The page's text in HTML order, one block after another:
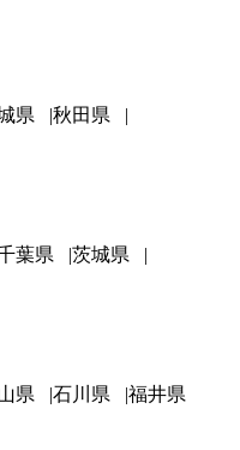
県
秋田県
葉県
茨城県
県 石川県 福井県